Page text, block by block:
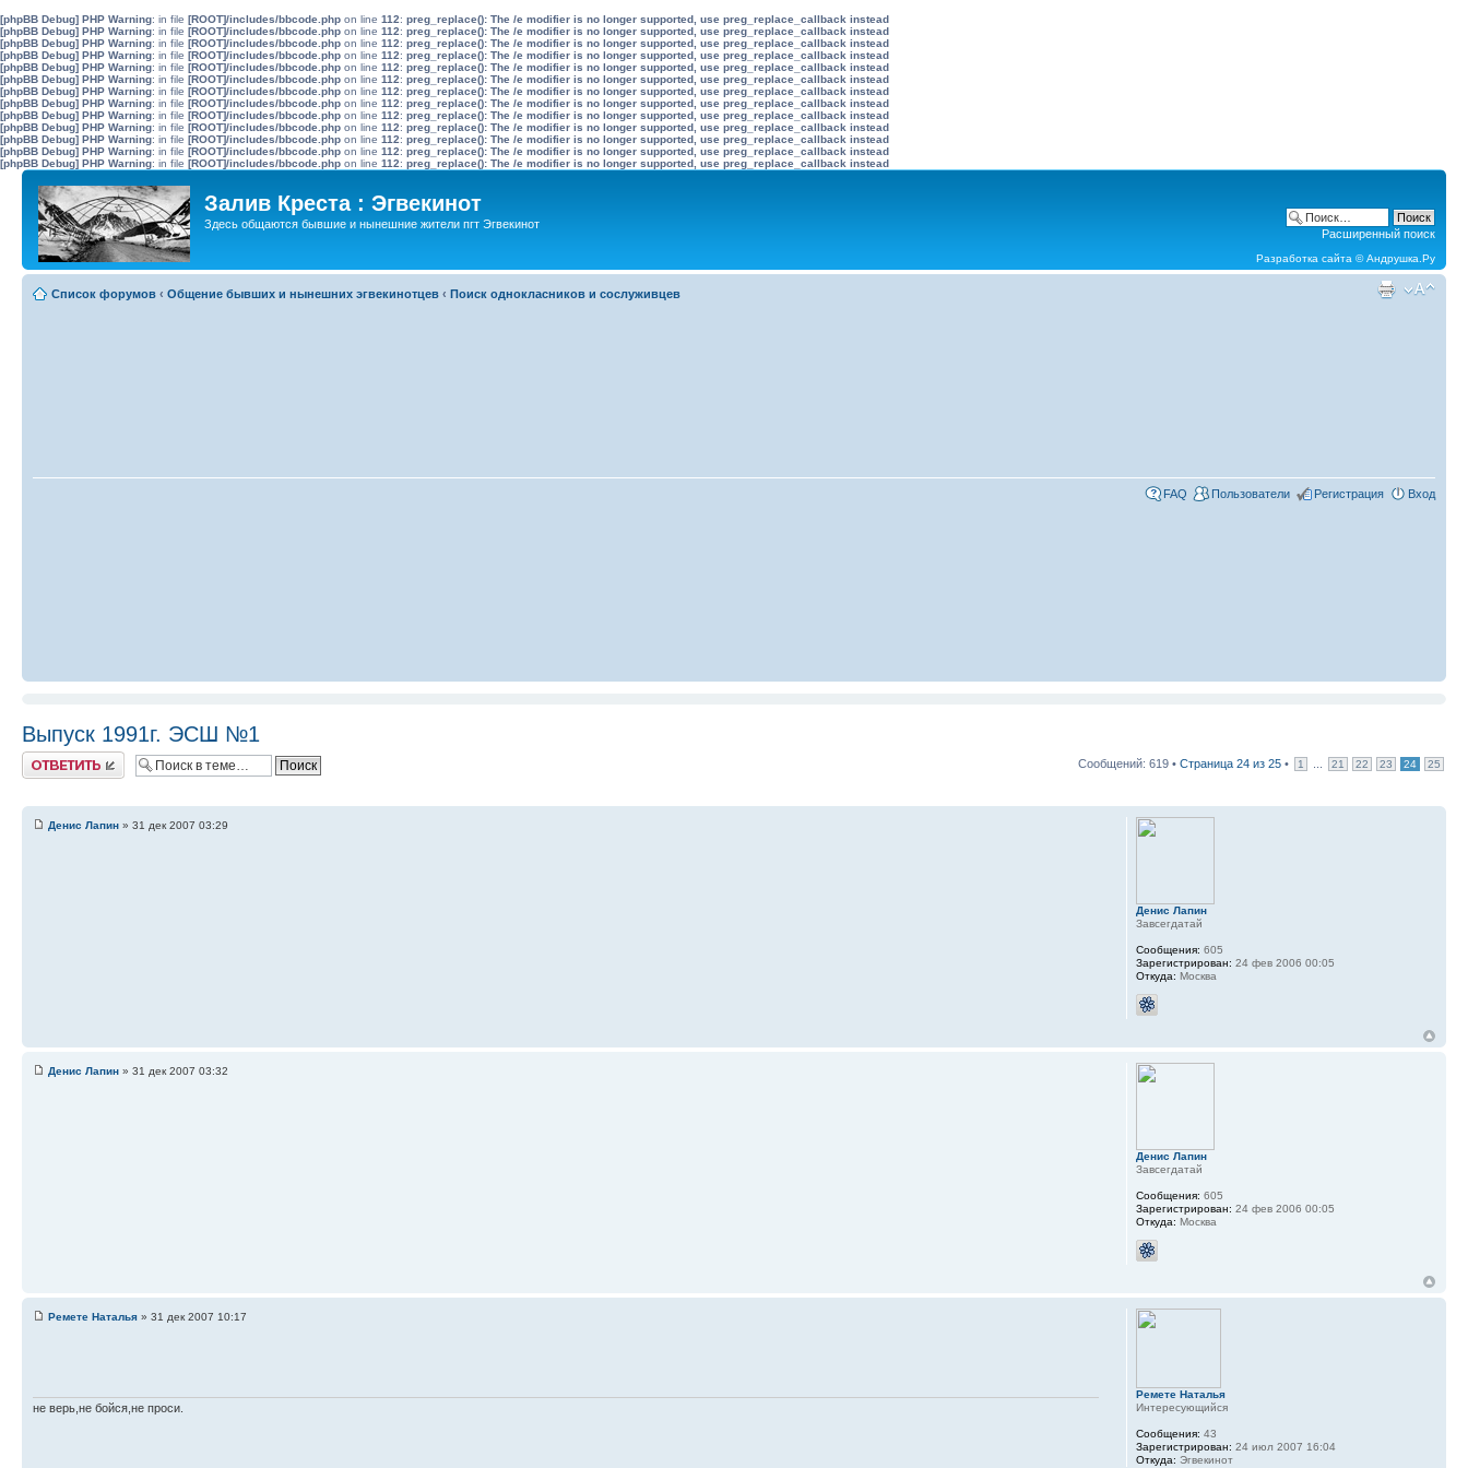
[phpBB Debug] PHP Warning: in file [ROOT]/includes/bbcode.php on line 112: preg_replace(): The /e modifier is no longer supported, use preg_replace_callback instead
[phpBB Debug] PHP Warning: in file [ROOT]/includes/bbcode.php on line 112: preg_replace(): The /e modifier is no longer supported, use preg_replace_callback instead
[phpBB Debug] PHP Warning: in file [ROOT]/includes/bbcode.php on line 112: preg_replace(): The /e modifier is no longer supported, use preg_replace_callback instead
[phpBB Debug] PHP Warning: in file [ROOT]/includes/bbcode.php on line 112: preg_replace(): The /e modifier is no longer supported, use preg_replace_callback instead
[phpBB Debug] PHP Warning: in file [ROOT]/includes/bbcode.php on line 112: preg_replace(): The /e modifier is no longer supported, use preg_replace_callback instead
[phpBB Debug] PHP Warning: in file [ROOT]/includes/bbcode.php on line 112: preg_replace(): The /e modifier is no longer supported, use preg_replace_callback instead
[phpBB Debug] PHP Warning: in file [ROOT]/includes/bbcode.php on line 112: preg_replace(): The /e modifier is no longer supported, use preg_replace_callback instead
[phpBB Debug] PHP Warning: in file [ROOT]/includes/bbcode.php on line 112: preg_replace(): The /e modifier is no longer supported, use preg_replace_callback instead
[phpBB Debug] PHP Warning: in file [ROOT]/includes/bbcode.php on line 112: preg_replace(): The /e modifier is no longer supported, use preg_replace_callback instead
[phpBB Debug] PHP Warning: in file [ROOT]/includes/bbcode.php on line 112: preg_replace(): The /e modifier is no longer supported, use preg_replace_callback instead
[phpBB Debug] PHP Warning: in file [ROOT]/includes/bbcode.php on line 112: preg_replace(): The /e modifier is no longer supported, use preg_replace_callback instead
[phpBB Debug] PHP Warning: in file [ROOT]/includes/bbcode.php on line 112: preg_replace(): The /e modifier is no longer supported, use preg_replace_callback instead
[phpBB Debug] PHP Warning: in file [ROOT]/includes/bbcode.php on line 112: preg_replace(): The /e modifier is no longer supported, use preg_replace_callback instead
Залив Креста : Эгвекинот
Здесь общаются бывшие и нынешние жители пгт Эгвекинот
Расширенный поиск
Разработка сайта ©Андрушка.Ру
Список форумов ‹ Общение бывших и нынешних эгвекинотцев ‹ Поиск однокласников и сослуживцев
FAQ Пользователи Регистрация Вход
Выпуск 1991г. ЭСШ №1
Ответить Сообщений: 619 • Страница 24 из 25 • 1 21 22 23 24 25
Денис Лапин » 31 дек 2007 03:29
Денис Лапин
Завсегдатай
Сообщения: 605
Зарегистрирован: 24 фев 2006 00:05
Откуда: Москва
Денис Лапин » 31 дек 2007 03:32
Денис Лапин
Завсегдатай
Сообщения: 605
Зарегистрирован: 24 фев 2006 00:05
Откуда: Москва
Ремете Наталья » 31 дек 2007 10:17
не верь,не бойся,не проси.
Ремете Наталья
Интересующийся
Сообщения: 43
Зарегистрирован: 24 июл 2007 16:04
Откуда: Эгвекинот